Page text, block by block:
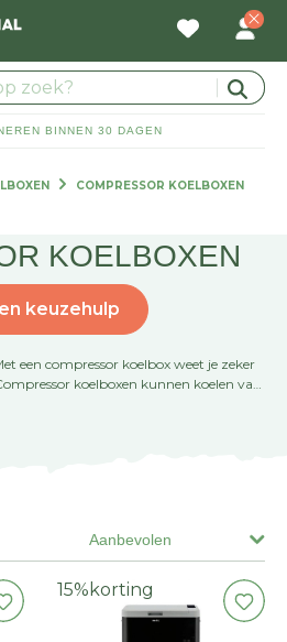
BINNEN 30 DAGEN
COMPRESSOR KOELBOXEN
KOELBOXEN
keuzehulp
een compressor koelbox weet je zeker
koelboxen kunnen koelen van
Hoe warm het buiten ook is, de
Aanbevolen
15% korting